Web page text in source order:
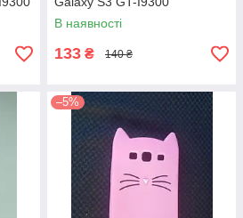
В наявності
133 ₴ 140 ₴
–5%